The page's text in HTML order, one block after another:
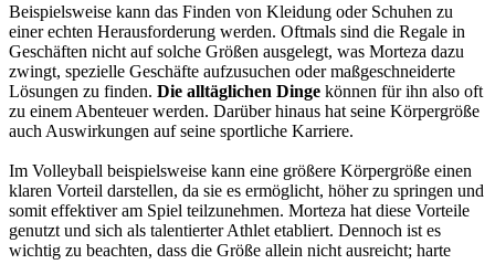
Beispielsweise kann das Finden von Kleidung oder Schuhen zu
einer echten Herausforderung werden. Oftmals sind die Regale in
Geschäften nicht auf solche Größen ausgelegt, was Morteza dazu
zwingt, spezielle Geschäfte aufzusuchen oder maßgeschneiderte
Lösungen zu finden. Die alltäglichen Dinge können für ihn also oft
zu einem Abenteuer werden. Darüber hinaus hat seine Körpergröße
auch Auswirkungen auf seine sportliche Karriere.
Im Volleyball beispielsweise kann eine größere Körpergröße einen
klaren Vorteil darstellen, da sie es ermöglicht, höher zu springen und
somit effektiver am Spiel teilzunehmen. Morteza hat diese Vorteile
genutzt und sich als talentierter Athlet etabliert. Dennoch ist es
wichtig zu beachten, dass die Größe allein nicht ausreicht; harte